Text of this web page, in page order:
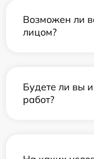
Возможен ли
лицом?
Будете ли вы
работ?